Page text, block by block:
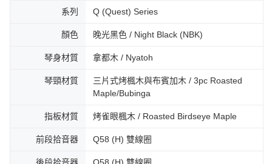
系列 Q (Quest) Series
顏色 晚光黑色 / Night Black (NBK)
琴身材質 拿都木 / Nyatoh
琴頸材質
三片式烤楓木與布賓加木 / 3pc Roasted
Maple/Bubinga
指板材質 烤雀眼楓木 / Roasted Birdseye Maple
前段拾音器 Q58 (H) 雙線圈
後段拾音器 Q58 (H) 雙線圈